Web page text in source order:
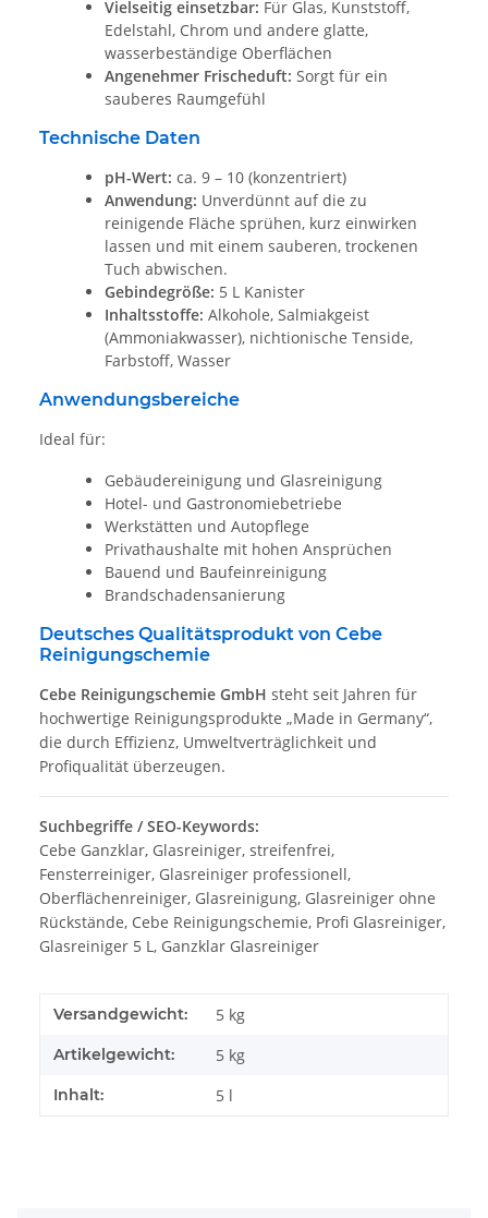
Vielseitig einsetzbar: Für Glas, Kunststoff,
Edelstahl, Chrom und andere glatte,
wasserbeständige Oberflächen
Angenehmer Frischeduft: Sorgt für ein
sauberes Raumgefühl
Technische Daten
pH-Wert: ca. 9 – 10 (konzentriert)
Anwendung: Unverdünnt auf die zu
reinigende Fläche sprühen, kurz einwirken
lassen und mit einem sauberen, trockenen
Tuch abwischen.
Gebindegröße: 5 L Kanister
Inhaltsstoffe: Alkohole, Salmiakgeist
(Ammoniakwasser), nichtionische Tenside,
Farbstoff, Wasser
Anwendungsbereiche
Ideal für:
Gebäudereinigung und Glasreinigung
Hotel- und Gastronomiebetriebe
Werkstätten und Autopflege
Privathaushalte mit hohen Ansprüchen
Bauend und Baufeinreinigung
Brandschadensanierung
Deutsches Qualitätsprodukt von Cebe
Reinigungschemie
Cebe Reinigungschemie GmbH steht seit Jahren für
hochwertige Reinigungsprodukte „Made in Germany“,
die durch Effizienz, Umweltverträglichkeit und
Profiqualität überzeugen.
Suchbegriffe / SEO-Keywords:
Cebe Ganzklar, Glasreiniger, streifenfrei,
Fensterreiniger, Glasreiniger professionell,
Oberflächenreiniger, Glasreinigung, Glasreiniger ohne
Rückstände, Cebe Reinigungschemie, Profi Glasreiniger,
Glasreiniger 5 L, Ganzklar Glasreiniger
Versandgewicht: 5 kg
Artikelgewicht: 5 kg
Inhalt: 5 l